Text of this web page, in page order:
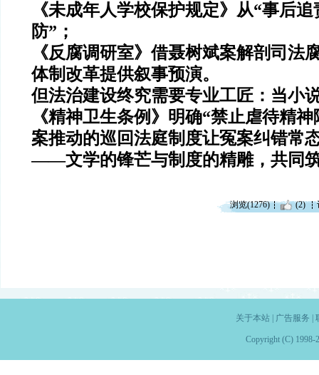
《未成年人学校保护规定》从“事后
防”；
《反腐调研室》借聂树斌案解剖司法
体制改革提供叙事预演。
但法治建设终究需要专业工匠 ：当小
《精神卫生条例》明确“禁止虐待精
案推动的巡回法庭制度让冤案纠错常
——文学的锋芒与制度的精雕，共同
浏览(1276) (2)
关于本站| 广告服务
Copyright (C) 1998-